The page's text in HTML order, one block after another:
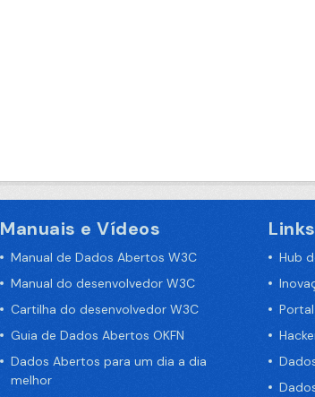
Manuais e Vídeos
Manual de Dados Abertos W3C
Manual do desenvolvedor W3C
Cartilha do desenvolvedor W3C
Guia de Dados Abertos OKFN
Dados Abertos para um dia a dia
melhor
Hub